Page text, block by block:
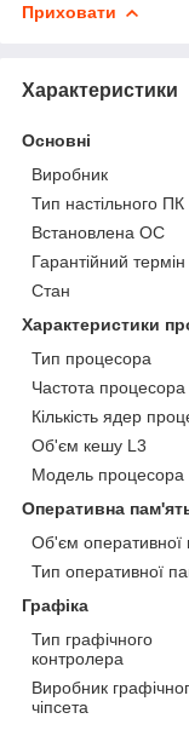
Приховати
Характеристики
Основні
Виробник
Тип настільного ПК
Встановлена ОС
Гарантійний термін
Стан
Характеристики
Тип процесора
Частота процесора
Кількість ядер
Об'єм кешу L3
Модель процесора
Оперативна
Об'єм оперативної
Тип оперативної
Графіка
Тип графічного
контролера
Виробник
чіпсета